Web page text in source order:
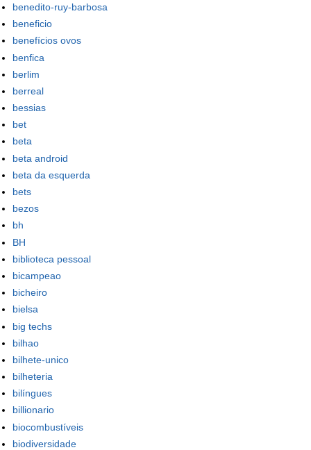
benedito-ruy-barbosa
beneficio
benefícios ovos
benfica
berlim
berreal
bessias
bet
beta
beta android
beta da esquerda
bets
bezos
bh
BH
biblioteca pessoal
bicampeao
bicheiro
bielsa
big techs
bilhao
bilhete-unico
bilheteria
bilíngues
billionario
biocombustíveis
biodiversidade